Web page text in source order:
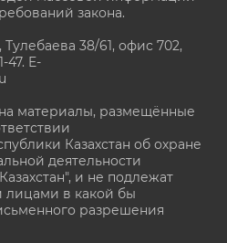
закона.
38/61, офис 702,
47. E-
материалы, размещённые
Казахстан об охране
деятельности
и не подлежат
лицами в какой бы
разрешения